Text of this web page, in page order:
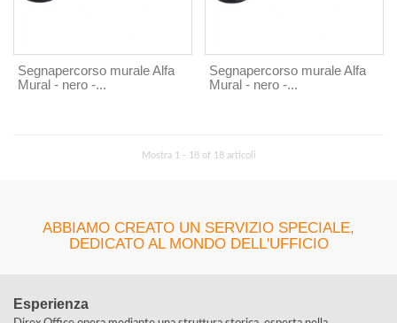
Segnapercorso murale Alfa
Mural - nero -...
Segnapercorso murale Alfa
Mural - nero -...
Mostra 1 - 18 of 18 articoli
ABBIAMO CREATO UN SERVIZIO SPECIALE,
DEDICATO AL MONDO DELL'UFFICIO
Esperienza